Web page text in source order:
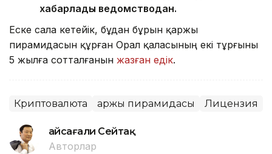
хабарлады ведомстводан.
Еске сала кетейік, бұдан бұрын қаржы
пирамидасын құрған Орал қаласының екі тұрғыны
5 жылға сотталғанын жазған едік.
Криптовалюта Қаржы пирамидасы Лицензия
Ғайсағали Сейтақ
Авторлар